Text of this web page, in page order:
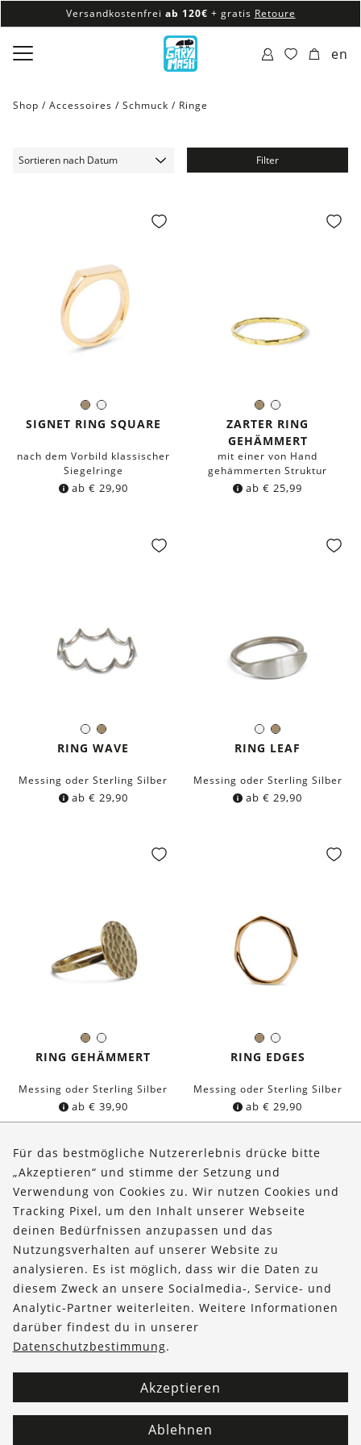
Versandkostenfrei ab 120€ + gratis Retoure
100% veganes & fair produziertes Sortiment
Versandkostenfrei ab 120€
en
Shop / Accessoires / Schmuck / Ringe
Filter
Messing
Silber
Farbe:
SIGNET RING SQUARE
nach dem Vorbild klassischer
Siegelringe
ab€ 29,90
Messing
Silber
Farbe:
ZARTER RING
GEHÄMMERT
mit einer von Hand
gehämmerten Struktur
ab€ 25,99
SilberMessing
Farbe:
RING WAVE
Messing oder Sterling Silber
ab€ 29,90
SilberMessing
Farbe:
RING LEAF
Messing oder Sterling Silber
ab€ 29,90
Messing
Silber
Farbe:
RING GEHÄMMERT
Messing oder Sterling Silber
ab€ 39,90
Messing
Silber
Farbe:
RING EDGES
Messing oder Sterling Silber
ab€ 29,90
Über uns
Bestellungen
Kontakt & Hilfe
FOLLOW US
Für das bestmögliche Nutzererlebnis drücke bitte
„Akzeptieren“ und stimme der Setzung und
Verwendung von Cookies zu. Wir nutzen Cookies und
Tracking Pixel, um den Inhalt unserer Webseite
deinen Bedürfnissen anzupassen und das
Nutzungsverhalten auf unserer Website zu
analysieren. Es ist möglich, dass wir die Daten zu
diesem Zweck an unsere Socialmedia-, Service- und
Analytic-Partner weiterleiten. Weitere Informationen
darüber findest du in unserer
Datenschutzbestimmung.
Akzeptieren
Ablehnen